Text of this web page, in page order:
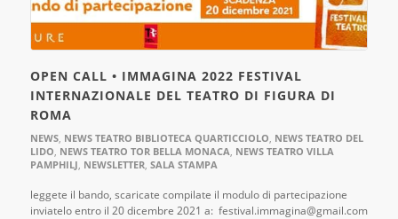
OPEN CALL • IMMAGINA 2022 FESTIVAL
INTERNAZIONALE DEL TEATRO DI FIGURA DI
ROMA
NEWS, NEWS TEATRO BIBLIOTECA QUARTICCIOLO NEWS TEATRO DEL
LIDO NEWS TEATRO TOR BELLA MONACA NEWS TEATRO VILLA
PAMPHILJ NEWSLETTER, SALA STAMPA
leggete il bando, scaricate compilate il modulo di partecipazione
inviatelo entro il 20 dicembre 2021 a: festival.immagina@gmail.com